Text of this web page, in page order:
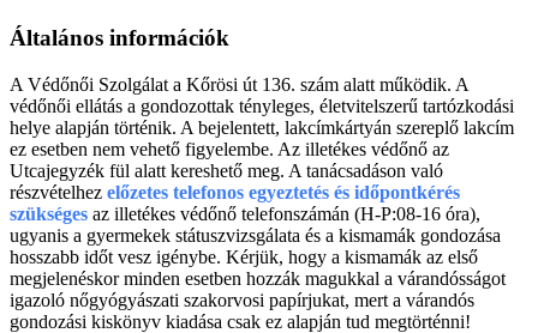
Általános információk
A Védőnői Szolgálat a Kőrösi út 136. szám alatt működik. A
védőnői ellátás a gondozottak tényleges, életvitelszerű tartózkodási
helye alapján történik. A bejelentett, lakcímkártyán szereplő lakcím
ez esetben nem vehető figyelembe. Az illetékes védőnő az
Utcajegyzék fül alatt kereshető meg. A tanácsadáson való
részvételhez előzetes telefonos egyeztetés és időpontkérés
szükséges az illetékes védőnő telefonszámán (H-P:08-16 óra),
ugyanis a gyermekek státuszvizsgálata és a kismamák gondozása
hosszabb időt vesz igénybe. Kérjük, hogy a kismamák az első
megjelenéskor minden esetben hozzák magukkal a várandósságot
igazoló nőgyógyászati szakorvosi papírjukat, mert a várandós
gondozási kiskönyv kiadása csak ez alapján tud megtörténni!